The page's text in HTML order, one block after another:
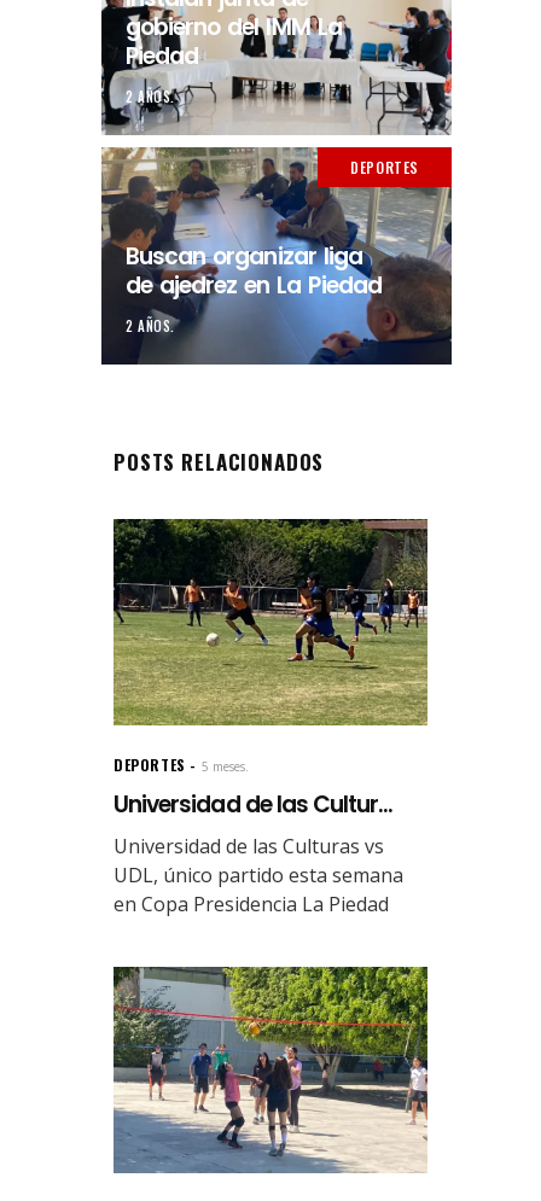
gobierno del IMM La
Piedad
2 AÑOS.
DEPORTES
Buscan organizar liga
de ajedrez en La Piedad
2 AÑOS.
POSTS RELACIONADOS
DEPORTES 5 meses.
Universidad de las Cultur...
Universidad de las Culturas vs
UDL, único partido esta semana
en Copa Presidencia La Piedad